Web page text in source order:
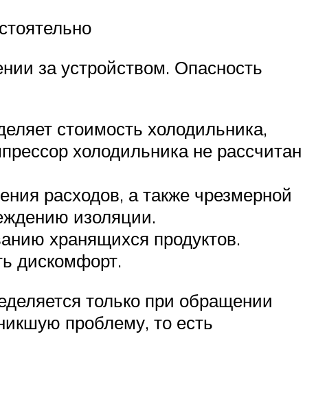
за устройством. Опасность
стоимость холодильника,
холодильника не рассчитан
расходов, а также чрезмерной
изоляции.
хранящихся продуктов.
дискомфорт.
только при обращении
проблему, то есть